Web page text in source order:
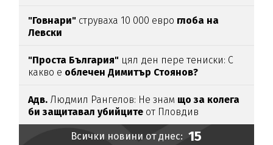
"Говнари" струваха 10 000 евро глоба на
Левски
"Проста България" цял ден пере тениски: С
какво е облечен Димитър Стоянов?
Адв. Людмил Рангелов: Не знам що за колега
би защитавал убийците от Пловдив
Всички новини от днес: 15